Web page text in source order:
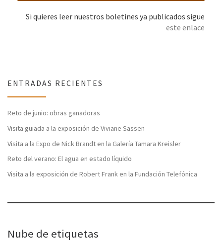
Si quieres leer nuestros boletines ya publicados sigue
este enlace
ENTRADAS RECIENTES
Reto de junio: obras ganadoras
Visita guiada a la exposición de Viviane Sassen
Visita a la Expo de Nick Brandt en la Galería Tamara Kreisler
Reto del verano: El agua en estado líquido
Visita a la exposición de Robert Frank en la Fundación Telefónica
Nube de etiquetas